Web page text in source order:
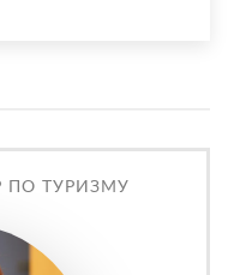
ТУРИЗМУ